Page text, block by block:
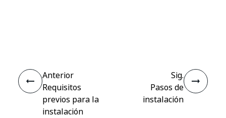
Anterior
Requisitos
previos para la
instalación
Sig.
Pasos de
instalación